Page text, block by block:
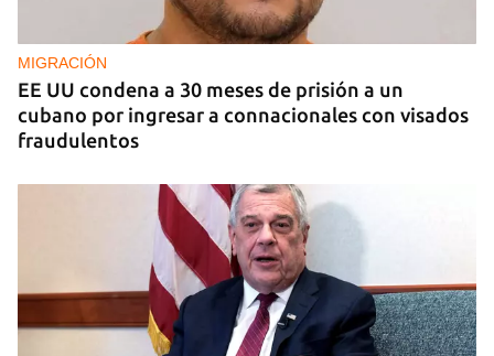
sector privado cubano
MIGRACIÓN
EE UU condena a 30 meses de prisión a un
cubano por ingresar a connacionales con visados
fraudulentos